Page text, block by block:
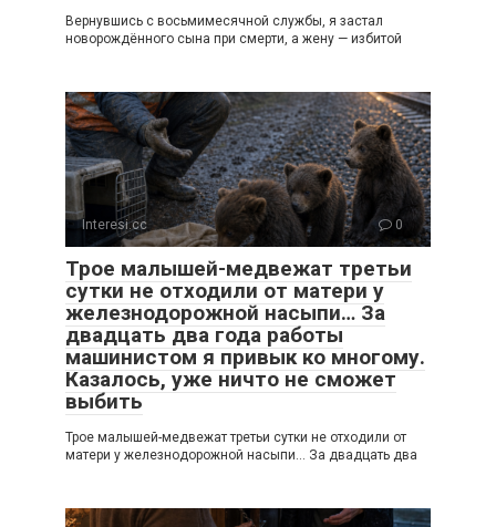
Вернувшись с восьмимесячной службы, я застал
новорождённого сына при смерти, а жену — избитой
Interesi.cc 0
Трое малышей-медвежат третьи
сутки не отходили от матери у
железнодорожной насыпи… За
двадцать два года работы
машинистом я привык ко многому.
Казалось, уже ничто не сможет
выбить
Трое малышей-медвежат третьи сутки не отходили от
матери у железнодорожной насыпи… За двадцать два